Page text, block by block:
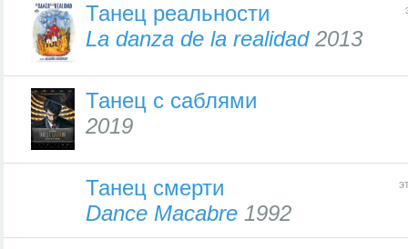
Танец реальности
La danza de la realidad2013
Танец с саблями
2019
Танец смерти
Dance Macabre 1992